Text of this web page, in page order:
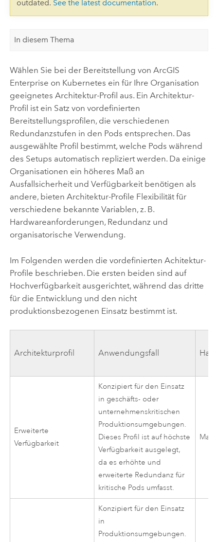
outdated. See the latest documentation.
In diesem Thema
Wählen Sie bei der Bereitstellung von ArcGIS
Enterprise on Kubernetes ein für Ihre Organisation
geeignetes Architektur-Profil aus. Ein Architektur-
Profil ist ein Satz von vordefinierten
Bereitstellungsprofilen, die verschiedenen
Redundanzstufen in den Pods entsprechen. Das
ausgewählte Profil bestimmt, welche Pods während
des Setups automatisch repliziert werden. Da einige
Organisationen ein höheres Maß an
Ausfallsicherheit und Verfügbarkeit benötigen als
andere, bieten Architektur-Profile Flexibilität für
verschiedene bekannte Variablen, z. B.
Hardwareanforderungen, Redundanz und
organisatorische Verwendung.
Im Folgenden werden die vordefinierten Achitektur-
Profile beschrieben. Die ersten beiden sind auf
Hochverfügbarkeit ausgerichtet, während das dritte
für die Entwicklung und den nicht
produktionsbezogenen Einsatz bestimmt ist.
Architekturprofil Anwendungsfall
Erweiterte
Verfügbarkeit
Konzipiert für den Einsatz
in geschäfts- oder
unternehmenskritischen
Produktionsumgebungen.
Dieses Profil ist auf höchste
Verfügbarkeit ausgelegt,
da es erhöhte und
erweiterte Redundanz für
kritische Pods umfasst.
Konzipiert für den Einsatz
in
Produktionsumgebungen.